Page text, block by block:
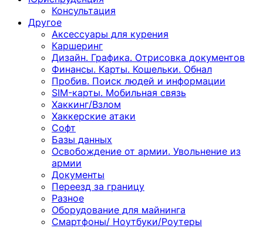
Консультация
Другoе
Аксессуары для курения
Каршеринг
Дизайн. Графика. Отрисовка документов
Финансы. Карты. Кошельки. Обнал
Пробив. Поиск людей и информации
SIM-карты. Мобильная связь
Хаккинг/Взлом
Хаккерские атаки
Софт
Базы данных
Освобождение от армии. Увольнение из
армии
Документы
Переезд за границу
Разное
Оборудование для майнинга
Смартфоны/ Ноутбуки/Роутеры